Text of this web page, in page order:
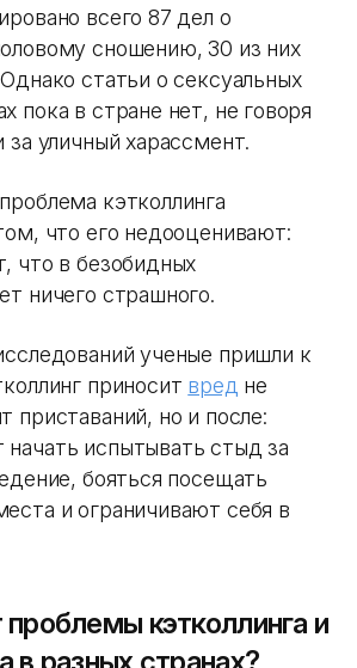
всего 87 дел о
сношению, 30 из них
статьи о сексуальных
пока в стране нет, не говоря
за уличный харассмент.
кэтколлинга
что его недооценивают:
что в безобидных
ничего страшного.
ученые пришли к
приносит вред не
приставаний, но и после:
испытывать стыд за
бояться посещать
и ограничивают себя в
кэтколлинга и
в разных странах?